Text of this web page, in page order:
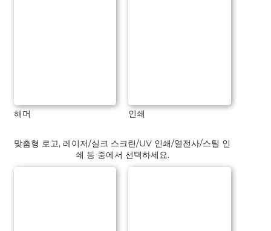
해머 인쇄
맞춤형 로고, 레이저/실크 스크린/UV 인쇄/열전사/스틸 인
쇄 등 중에서 선택하세요.